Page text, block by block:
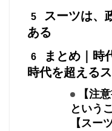
スーツは、
ある
まとめ｜時
時代を超える
【注
という
【スー